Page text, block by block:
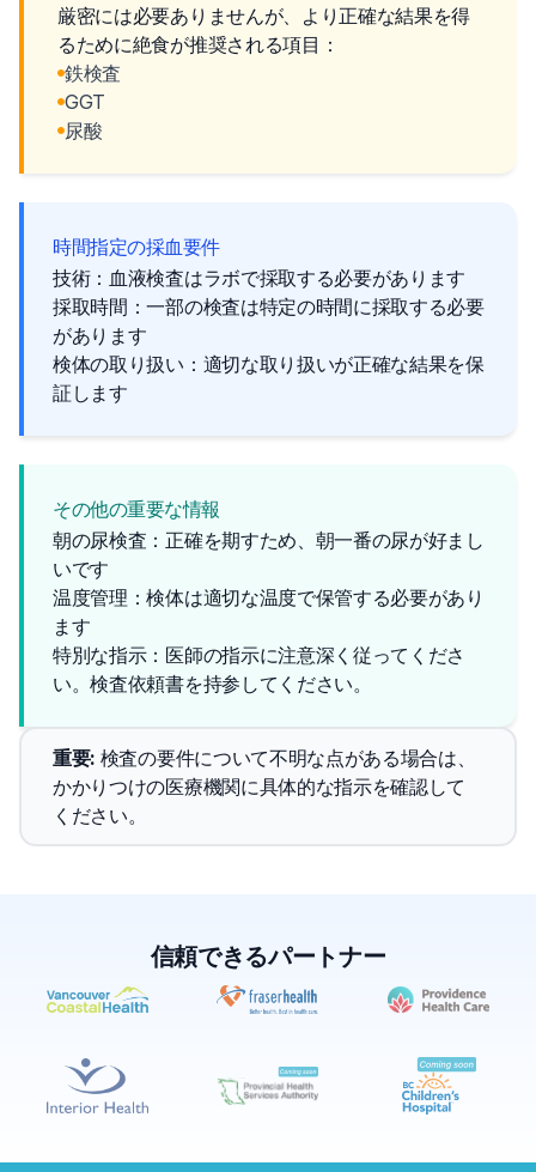
厳密には必要ありませんが、より正確な結果を得
るために絶食が推奨される項目：
鉄検査
GGT
尿酸
時間指定の採血要件
技術：血液検査はラボで採取する必要があります
採取時間：一部の検査は特定の時間に採取する必要
があります
検体の取り扱い：適切な取り扱いが正確な結果を保
証します
その他の重要な情報
朝の尿検査：正確を期すため、朝一番の尿が好まし
いです
温度管理：検体は適切な温度で保管する必要があり
ます
特別な指示：医師の指示に注意深く従ってくださ
い。検査依頼書を持参してください。
重要: 検査の要件について不明な点がある場合は、
かかりつけの医療機関に具体的な指示を確認して
ください。
信頼できるパートナー
✕